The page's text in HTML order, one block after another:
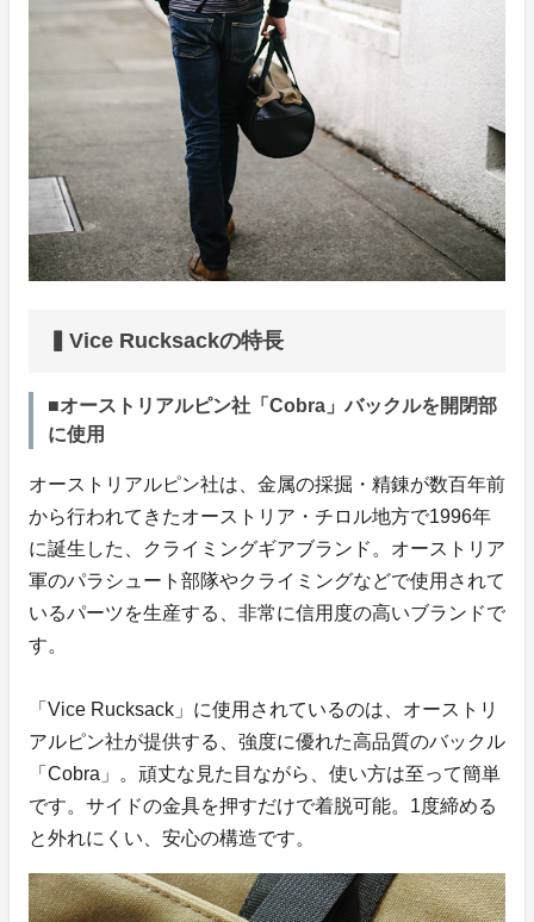
▍Vice Rucksackの特長
■オーストリアルピン社「Cobra」バックルを開閉部
に使用
オーストリアルピン社は、金属の採掘・精錬が数百年前
から行われてきたオーストリア・チロル地方で1996年
に誕生した、クライミングギアブランド。オーストリア
軍のパラシュート部隊やクライミングなどで使用されて
いるパーツを生産する、非常に信用度の高いブランドで
す。
「Vice Rucksack」に使用されているのは、オーストリ
アルピン社が提供する、強度に優れた高品質のバックル
「Cobra」。頑丈な見た目ながら、使い方は至って簡単
です。サイドの金具を押すだけで着脱可能。1度締める
と外れにくい、安心の構造です。